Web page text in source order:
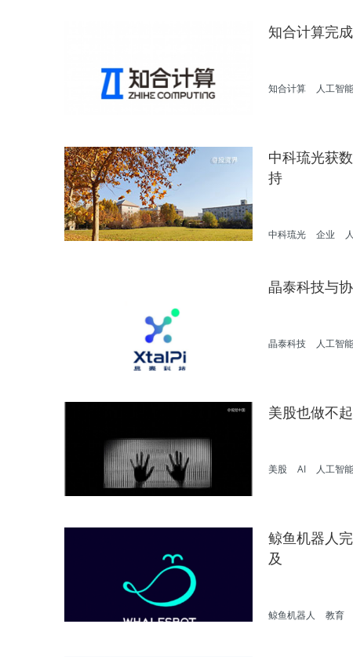
知合计算完
知合计算 人工智能
中科琉光获
持
中科琉光 企业
晶泰科技与
晶泰科技 人工智能
美股也做不
美股 AI 人工智能
鲸鱼机器人
及
鲸鱼机器人 教育